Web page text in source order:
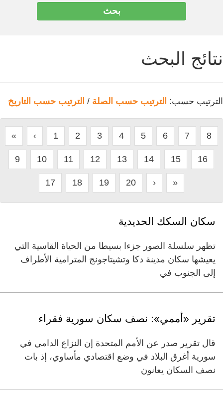
نتائج البحث
الترتيب حسب: الترتيب حسب الصلة / الترتيب حسب التاريخ
« ‹ 1 2 3 4 5 6 7 8
9 10 11 12 13 14 15 16
17 18 19 20 › »
سكان السكك الحديدية
تظهر سلسلة الصور جزءا بسيطا من الحياة القاسية التي
يعيشها سكان مدينة دكا وتشيتاجونج المترامية الأطراف
إلى الجنوب في
تقرير «أممي»: نصف سكان سورية فقراء
قال تقرير صدر عن الأمم المتحدة إن النزاع الدامي في
سورية أغرق البلاد في وضع اقتصادي مأساوي، إذ بات
نصف السكان يعانون